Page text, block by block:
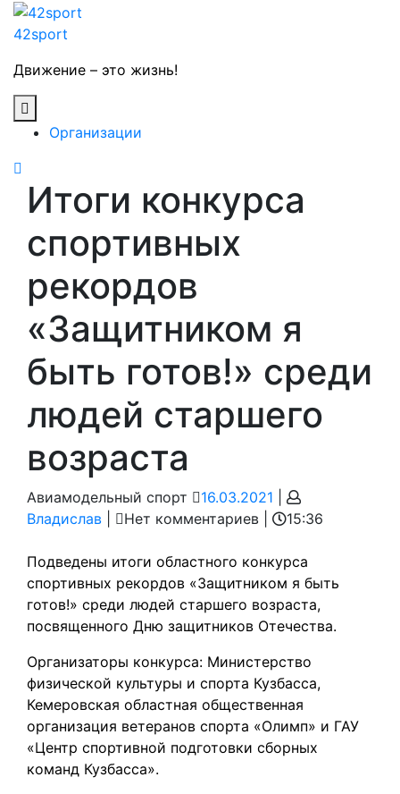
Skip
42sport
Движение – это жизнь!
Button
Организации
Button
Итоги конкурса
спортивных
рекордов
«Защитником я
быть готов!» среди
людей старшего
возраста
Авиамодельный спорт 16.03.2021 16.03.2021
ВладиславВладислав
Нет комментариев 15:36
Подведены итоги областного конкурса
спортивных рекордов «Защитником я быть
готов!» среди людей старшего возраста,
посвященного Дню защитников Отечества.
Организаторы конкурса: Министерство
физической культуры и спорта Кузбасса,
Кемеровская областная общественная
организация ветеранов спорта «Олимп» и ГАУ
«Центр спортивной подготовки сборных
команд Кузбасса».